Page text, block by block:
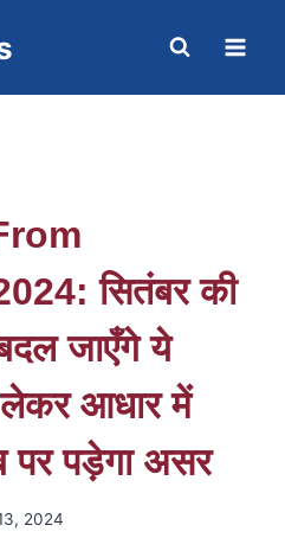
सितंबर की
जाएँगे ये
आधार में
पर पड़ेगा असर
2024